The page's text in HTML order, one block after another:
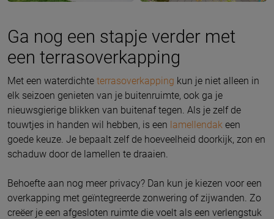
Ga nog een stapje verder met
een terrasoverkapping
Met een waterdichte terrasoverkapping kun je niet alleen in
elk seizoen genieten van je buitenruimte, ook ga je
nieuwsgierige blikken van buitenaf tegen. Als je zelf de
touwtjes in handen wil hebben, is een lamellendak een
goede keuze. Je bepaalt zelf de hoeveelheid doorkijk, zon en
schaduw door de lamellen te draaien.
Behoefte aan nog meer privacy? Dan kun je kiezen voor een
overkapping met geïntegreerde zonwering of zijwanden. Zo
creëer je een afgesloten ruimte die voelt als een verlengstuk